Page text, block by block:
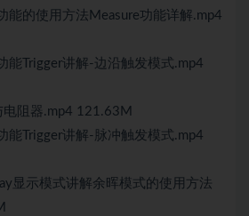
能的使用方法Measure功能详解.mp4
能Trigger讲解-边沿触发模式.mp4
阻器.mp4 121.63M
能Trigger讲解-脉冲触发模式.mp4
显示模式讲解余晖模式的使用方法